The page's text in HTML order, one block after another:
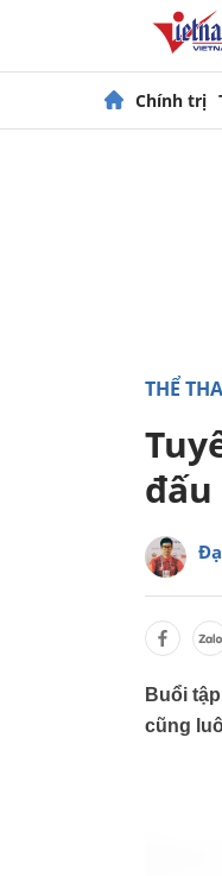
Chính trị
THỂ
đấu
Buổi
cũng